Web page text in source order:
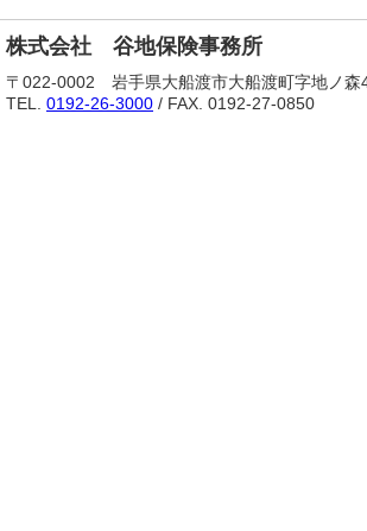
株式会社 谷地保険事務所
〒022-0002 岩手県大船渡市大船渡町字地ノ森
TEL. 0192-26-3000 / FAX. 0192-27-0850